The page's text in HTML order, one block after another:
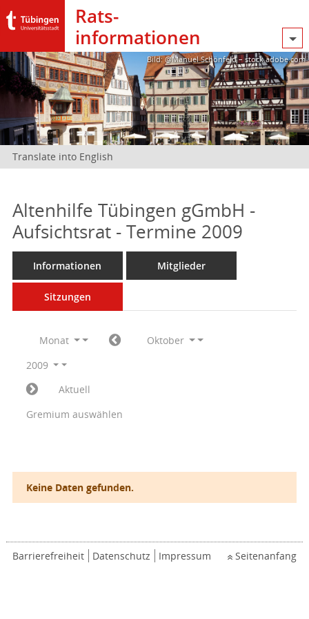
Rats­
informationen
Bild: @Manuel Schönfeld – stock.adobe.com
Translate into English
Altenhilfe Tübingen gGmbH -
Aufsichtsrat - Termine 2009
Informationen Mitglieder
Sitzungen
Monat
Oktober
2009
Aktuell
Gremium auswählen
Keine Daten gefunden.
Barrierefreiheit Datenschutz Impressum Seitenanfang